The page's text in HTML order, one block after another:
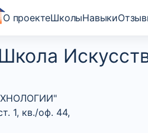
О проектеШколыНавыки
1, кв./оф. 44,